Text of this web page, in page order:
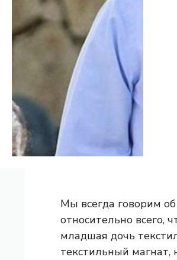
Мы всегда говорим
относительно всего,
младшая дочь
текстильный